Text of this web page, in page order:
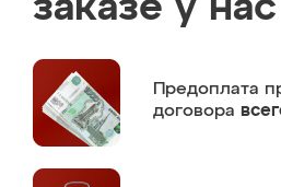
заказе у нас
Предоплата
договора